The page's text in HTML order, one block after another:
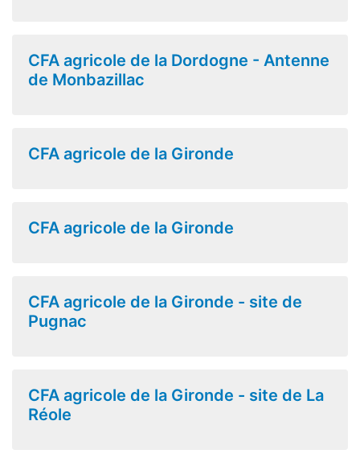
CFA agricole de la Dordogne - Antenne
de Monbazillac
CFA agricole de la Gironde
CFA agricole de la Gironde
CFA agricole de la Gironde - site de
Pugnac
CFA agricole de la Gironde - site de La
Réole